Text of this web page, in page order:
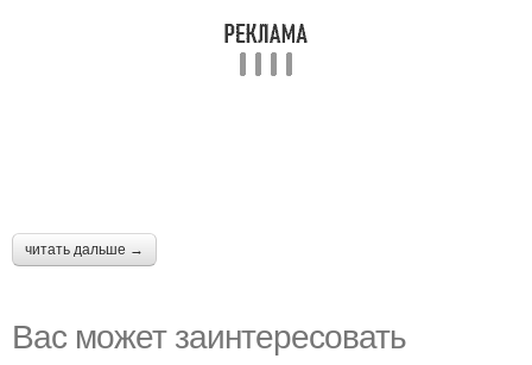
читать дальше →
Вас может заинтересовать